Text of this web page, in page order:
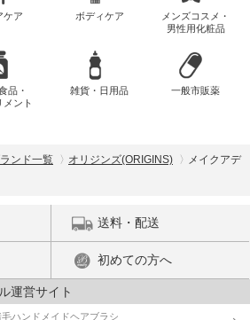
ケア ボディケア
メンズコスメ・
男性用化粧品
品・
メント
雑貨・日用品 一般市販薬
ンド一覧 オリジンズ(ORIGINS)
メイクアデ
送料・配送
初めての方へ
運営サイト
ハンドメイドヘアブラシ